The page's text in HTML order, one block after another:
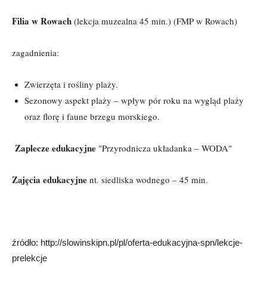
Filia w Rowach (lekcja muzealna 45 min.) (FMP w Rowach)
zagadnienia:
Zwierzęta i rośliny plaży.
Sezonowy aspekt plaży – wpływ pór roku na wygląd plaży
oraz florę i faune brzegu morskiego.
Zaplecze edukacyjne "Przyrodnicza układanka – WODA"
Zajęcia edukacyjne nt. siedliska wodnego – 45 min.
źródło: http://slowinskipn.pl/pl/oferta-edukacyjna-spn/lekcje-
prelekcje